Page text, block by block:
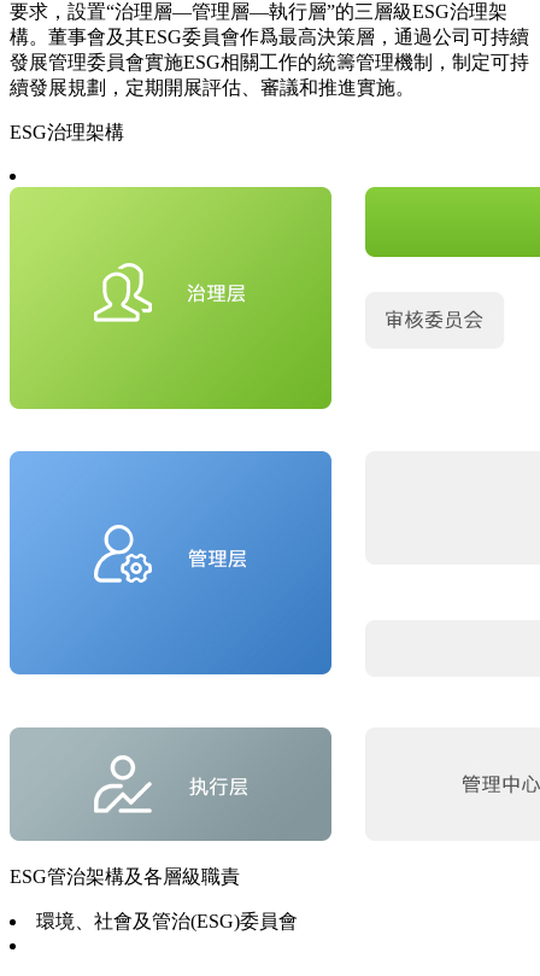
要求，設置“治理層—管理層—執行層”的三層級ESG治理架
構。董事會及其ESG委員會作爲最高決策層，通過公司可持續
發展管理委員會實施ESG相關工作的統籌管理機制，制定可持
續發展規劃，定期開展評估、審議和推進實施。
ESG治理架構
ESG管治架構及各層級職責
環境、社會及管治(ESG)委員會